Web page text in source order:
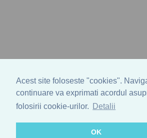
Acest site foloseste "cookies".
continuare va exprimati acordul
folosirii cookie-urilor.
Detalii
OK